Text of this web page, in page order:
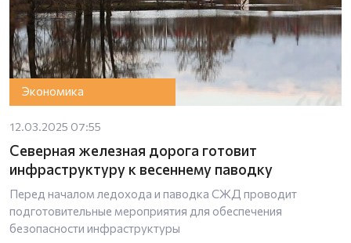
Экономика
12.03.2025 07:55
Северная железная дорога готовит
инфраструктуру к весеннему паводку
Перед началом ледохода и паводка СЖД проводит
подготовительные мероприятия для обеспечения
безопасности инфраструктуры